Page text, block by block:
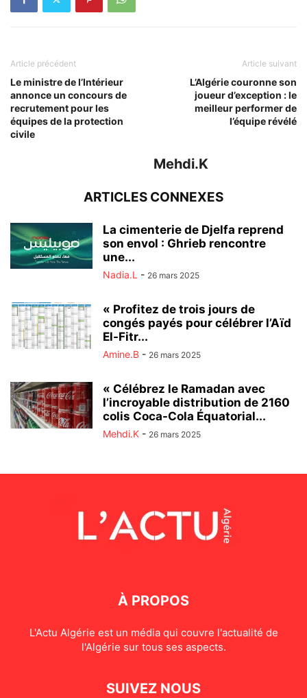
Article précédent
Le ministre de l’Intérieur
annonce un concours de
recrutement pour les
équipes de la protection
civile
Article suivant
L’Algérie couronne son
joueur d’exception : le
meilleur performer de
l’équipe révélé
Mehdi.K
ARTICLES CONNEXES
La cimenterie de Djelfa reprend
son envol : Ghrieb rencontre
une...
Nadia.L - 26 mars 2025
« Profitez de trois jours de
congés payés pour célébrer l’Aïd
El-Fitr...
Amine.B - 26 mars 2025
« Célébrez le Ramadan avec
l’incroyable distribution de 2160
colis Coca-Cola Équatorial...
Mehdi.K - 26 mars 2025
À PROPOS
L'Actu Algérie est un média qui couvre l'actualité de
l'Algérie sur tous ses aspects.
SUIVEZ NOUS